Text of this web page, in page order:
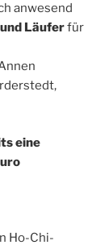
anwesend
Läuferfür
eine
Ho-Chi-